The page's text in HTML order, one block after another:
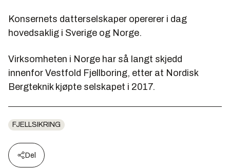
Konsernets datterselskaper opererer i dag
hovedsaklig i Sverige og Norge.
Virksomheten i Norge har så langt skjedd
innenfor Vestfold Fjellboring, etter at Nordisk
Bergteknik kjøpte selskapet i 2017.
FJELLSIKRING
Del